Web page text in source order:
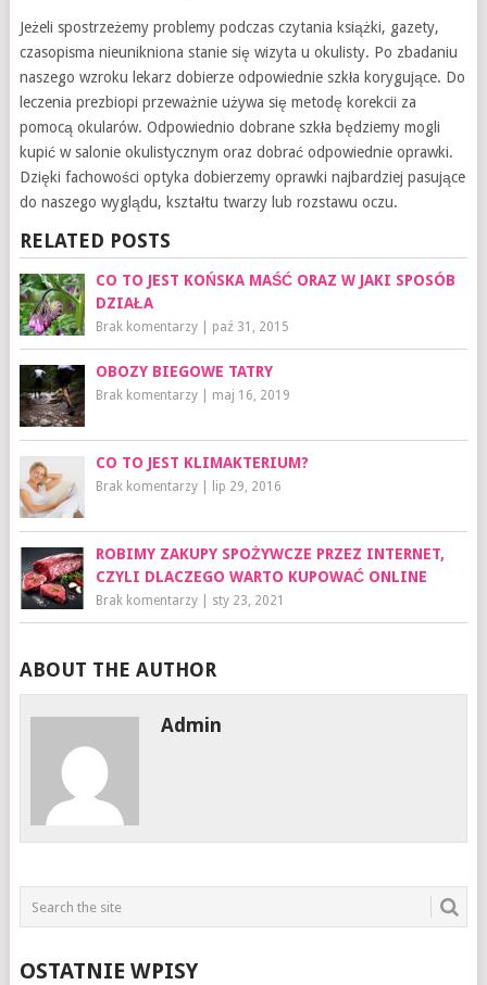
Jeżeli spostrzeżemy problemy podczas czytania książki, gazety,
czasopisma nieunikniona stanie się wizyta u okulisty. Po zbadaniu
naszego wzroku lekarz dobierze odpowiednie szkła korygujące. Do
leczenia prezbiopi przeważnie używa się metodę korekcii za
pomocą okularów. Odpowiednio dobrane szkła będziemy mogli
kupić w salonie okulistycznym oraz dobrać odpowiednie oprawki.
Dzięki fachowości optyka dobierzemy oprawki najbardziej pasujące
do naszego wyglądu, kształtu twarzy lub rozstawu oczu.
RELATED POSTS
CO TO JEST KOŃSKA MAŚĆ ORAZ W JAKI SPOSÓB
DZIAŁA
Brak komentarzy| paź 31, 2015
OBOZY BIEGOWE TATRY
Brak komentarzy| maj 16, 2019
CO TO JEST KLIMAKTERIUM?
Brak komentarzy| lip 29, 2016
ROBIMY ZAKUPY SPOŻYWCZE PRZEZ INTERNET,
CZYLI DLACZEGO WARTO KUPOWAĆ ONLINE
Brak komentarzy| sty 23, 2021
ABOUT THE AUTHOR
Admin
OSTATNIE WPISY